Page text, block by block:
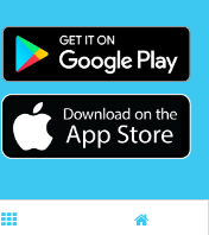
جميع الحقوق محفوظة Alitimad @